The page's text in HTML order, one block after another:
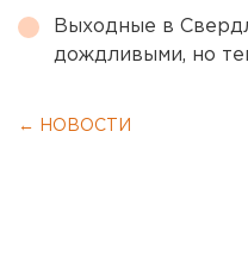
Выходные в
дождливыми, но
← НОВОСТИ